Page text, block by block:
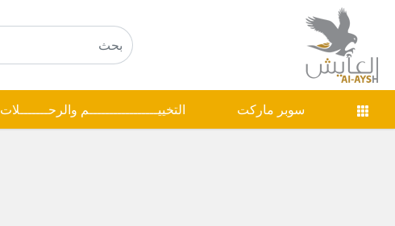
سوبر ماركت التخييـــــــــــــــــم والرحـــــــلات